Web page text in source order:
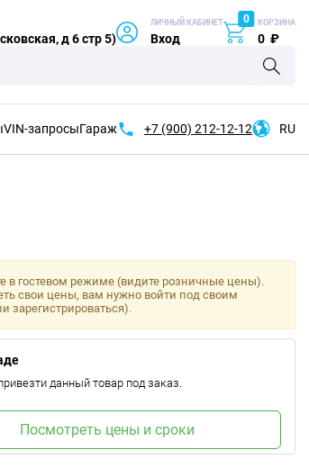
д 6 стр 5)
ЛИЧНЫЙ КАБИНЕТ
Вход
0 КОРЗИНА
0 ₽
VIN-запросыГараж +7 (900) 212-12-12 RU
в гостевом режиме (видите розничные цены).
свои цены, вам нужно войти под своим
зарегистрироваться).
данный товар под заказ.
Посмотреть цены и сроки